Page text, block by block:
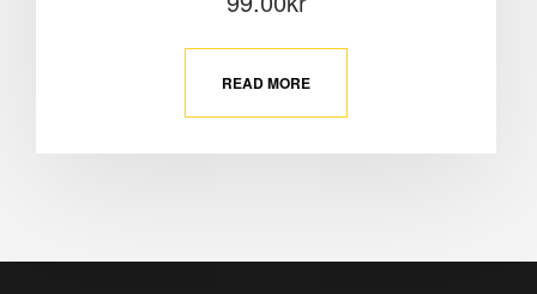
READ MORE